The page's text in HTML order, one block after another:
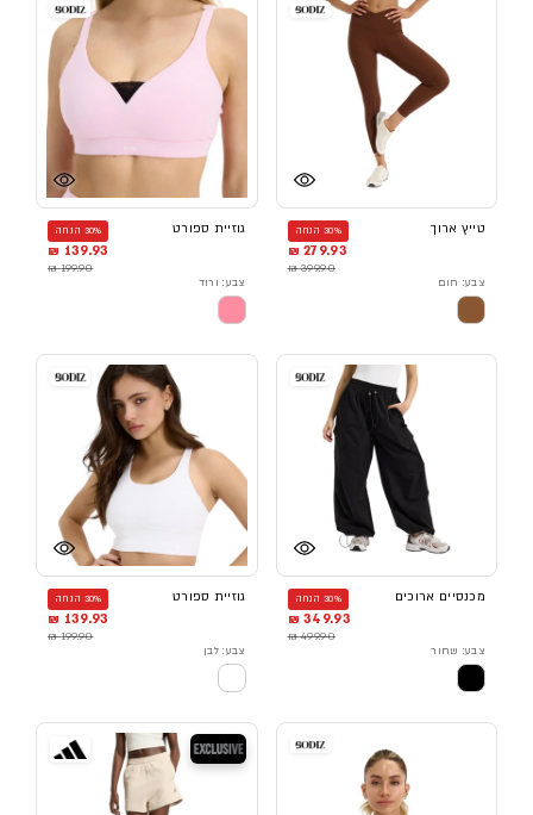
טייץ ארוך 30% הנחה
279.93 ₪
399.90 ₪
צבע: חום
גוזיית ספורט 30% הנחה
139.93 ₪
199.90 ₪
צבע: ורוד
מכנסיים ארוכים 30% הנחה
349.93 ₪
499.90 ₪
צבע: שחור
גוזיית ספורט 30% הנחה
139.93 ₪
199.90 ₪
צבע: לבן
בלעדי